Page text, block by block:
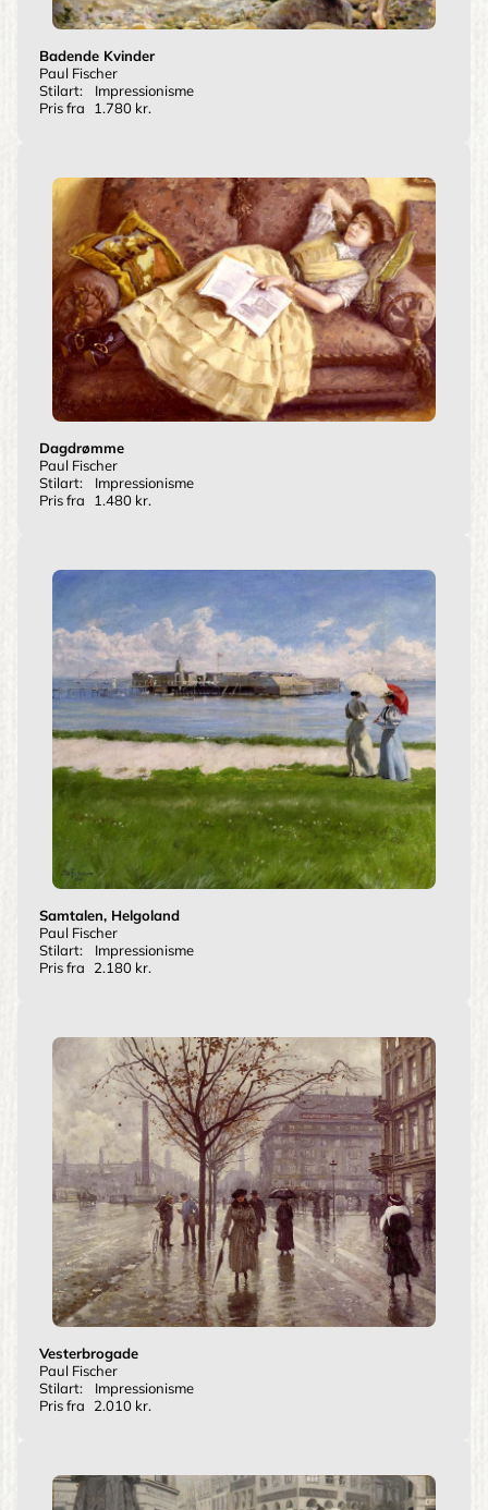
Badende Kvinder
Paul Fischer
Stilart:
Impressionisme
Pris fra
1.780 kr.
Dagdrømme
Paul Fischer
Stilart:
Impressionisme
Pris fra
1.480 kr.
Samtalen, Helgoland
Paul Fischer
Stilart:
Impressionisme
Pris fra
2.180 kr.
Vesterbrogade
Paul Fischer
Stilart:
Impressionisme
Pris fra
2.010 kr.